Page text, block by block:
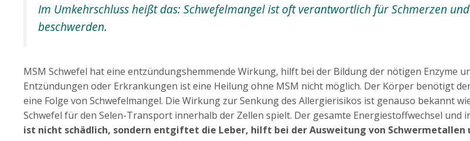
Im Umkehrschluss heißt das: Schwefelmangel ist oft verantwortlich für Schmerzen
beschwerden.
MSM Schwefel hat eine entzündungshemmende Wirkung, hilft bei der Bildung der nötigen Enzyme
Entzündungen oder Erkrankungen ist eine Heilung ohne MSM nicht möglich. Der Körper benötigt
eine Folge von Schwefelmangel. Die Wirkung zur Senkung des Allergierisikos ist genauso bekannt
Schwefel für den Selen-Transport innerhalb der Zellen spielt. Der gesamte Energiestoffwechsel und
ist nicht schädlich, sondern entgiftet die Leber, hilft bei der Ausweitung von Schwermetallen